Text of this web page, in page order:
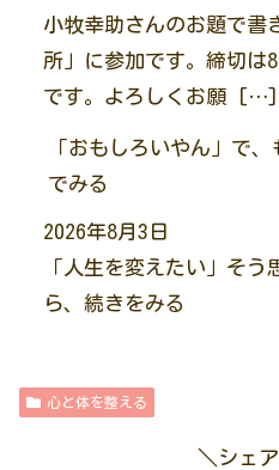
小牧幸助さんのお題で書
所」に参加です。締切は
です。よろしくお願 […]
「おもしろいやん」で
でみる
2026年8月3日
「人生を変えたい」そ
ら、続きをみる
心と体を整える
＼シェ